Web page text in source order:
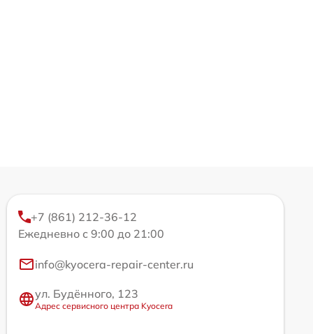
+7 (861) 212-36-12
Ежедневно с 9:00 до 21:00
info@kyocera-repair-center.ru
ул. Будённого, 123
Адрес сервисного центра Kyocera